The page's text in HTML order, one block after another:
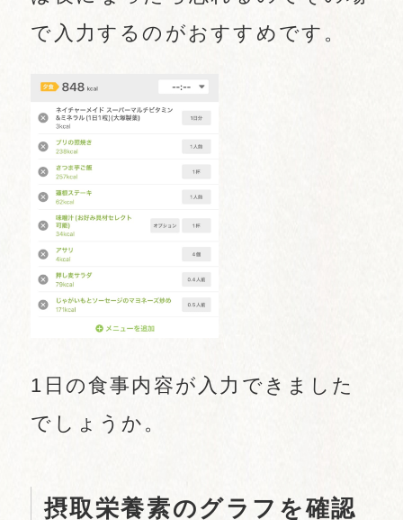
で入力するのがおすすめです。
1日の食事内容が入力できました
でしょうか。
摂取栄養素のグラフを確認